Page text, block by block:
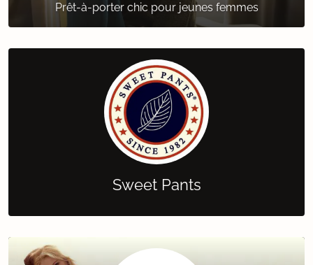
Prêt-à-porter chic pour jeunes femmes
Sweet Pants